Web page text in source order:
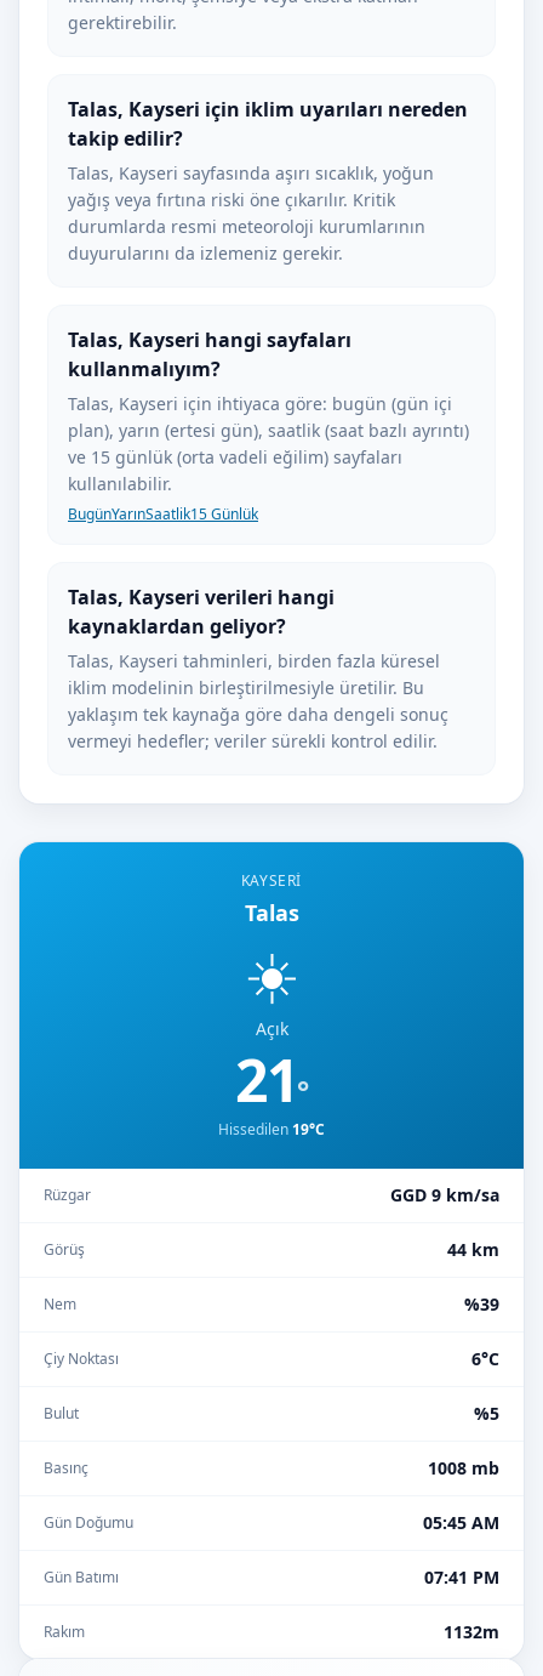
KAYSERI
Talas
☀️
Açık
21°
Hissedilen 19°C
Rüzgar GGD 9 km/sa
Görüş 44 km
Nem %39
Çiy Noktası 6°C
Bulut %5
Basınç 1008 mb
Gün Doğumu 05:45 AM
Gün Batımı 07:41 PM
Rakım 1132m
gerektirebilir.
Talas, Kayseri için iklim uyarıları nereden
takip edilir?
Talas, Kayseri sayfasında aşırı sıcaklık, yoğun
yağış veya fırtına riski öne çıkarılır. Kritik
durumlarda resmi meteoroloji kurumlarının
duyurularını da izlemeniz gerekir.
Talas, Kayseri hangi sayfaları
kullanmalıyım?
Talas, Kayseri için ihtiyaca göre: bugün (gün içi
plan), yarın (ertesi gün), saatlik (saat bazlı ayrıntı)
ve 15 günlük (orta vadeli eğilim) sayfaları
kullanılabilir.
BugünYarınSaatlik15 Günlük
Talas, Kayseri verileri hangi
kaynaklardan geliyor?
Talas, Kayseri tahminleri, birden fazla küresel
iklim modelinin birleştirilmesiyle üretilir. Bu
yaklaşım tek kaynağa göre daha dengeli sonuç
vermeyi hedefler; veriler sürekli kontrol edilir.